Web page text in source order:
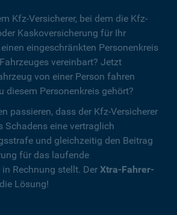
Kfz-Versicherer, bei dem die Kfz-
Kaskoversicherung für Ihr
eingeschränkten Personenkreis
vereinbart? Jetzt
von einer Person fahren
diesem Personenkreis gehört?
passieren, dass der Kfz-Versicherer
Schadens eine vertraglich
und gleichzeitig den Beitrag
für das laufende
Rechnung stellt. Der Xtra-Fahrer-
Lösung!